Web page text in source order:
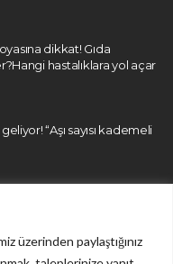
üzerinden paylaştığınız
dikkat! Gıda
hastalıklara yol açar
“Aşı sayısı kademeli